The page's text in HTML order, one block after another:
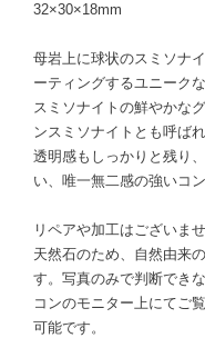
32×30×18mm
母岩上に球状のスミソナ
ーティングするユニーク
スミソナイトの鮮やかな
ンスミソナイトとも呼ば
透明感もしっかりと残り
い、唯一無二感の強いコ
リペアや加工はございませ
天然石のため、自然由来
す。写真のみで判断でき
コンのモニター上にてご
可能です。